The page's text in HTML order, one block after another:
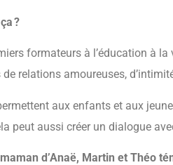
?
formateurs à l’éducation à
relations amoureuses,
aux enfants et aux
peut aussi créer un dialogue
d’Anaë, Martin et Théo